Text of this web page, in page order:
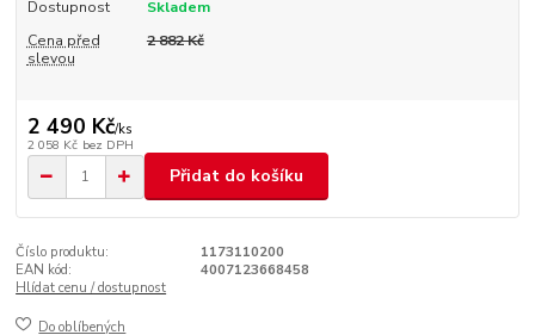
Dostupnost
Skladem
Cena před
slevou
2 882 Kč
2 490 Kč/ks
2 058 Kč bez DPH
Přidat do košíku
Číslo produktu:
1173110200
EAN kód:
4007123668458
Hlídat cenu / dostupnost
Do oblíbených